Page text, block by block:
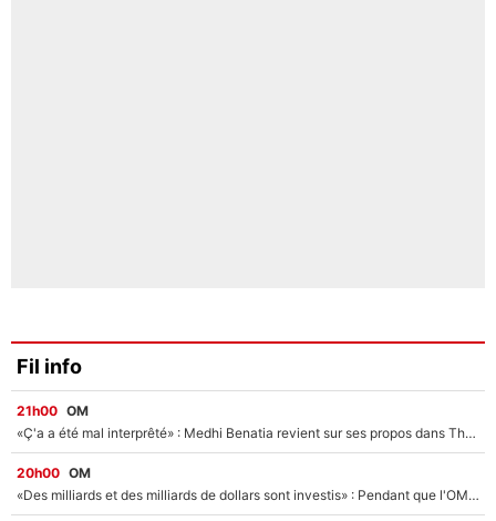
Fil info
21h00 OM
«Ç'a a été mal interprêté» : Medhi Benatia revient sur ses propos dans The Bridge et précise ses conditions pour rejoindre le PSG !
20h00 OM
«Des milliards et des milliards de dollars sont investis» : Pendant que l'OM est en pleine crise financière, Frank McCourt lance un nouveau projet à 260M€ !